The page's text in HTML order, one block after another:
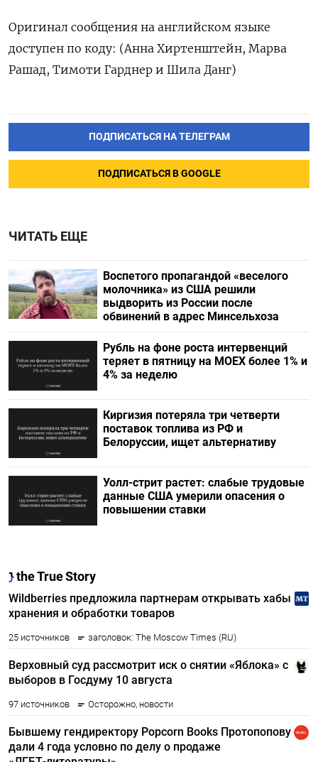
Оригинал сообщения на английском языке
доступен по коду: (Анна Хиртенштейн, Марва
Рашад, Тимоти Гарднер и Шила Данг)
ПОДПИСАТЬСЯ НА ТЕЛЕГРАМ
ПОДПИСАТЬСЯ В GOOGLE
ЧИТАТЬ ЕЩЕ
Воспетого пропагандой «веселого
молочника» из США решили
выдворить из России после
обвинений в адрес Минсельхоза
Рубль на фоне роста интервенций
теряет в пятницу на МОЕХ более 1% и
4% за неделю
Киргизия потеряла три четверти
поставок топлива из РФ и
Белоруссии, ищет альтернативу
Уолл-стрит растет: слабые трудовые
данные США умерили опасения о
повышении ставки